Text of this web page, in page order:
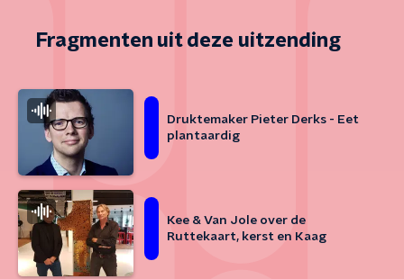
Fragmenten uit deze uitzending
Druktemaker Pieter Derks - Eet
plantaardig
Kee & Van Jole over de
Ruttekaart, kerst en Kaag